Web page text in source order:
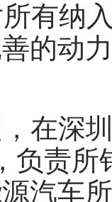
有纳
的动
在深
负责
汽车